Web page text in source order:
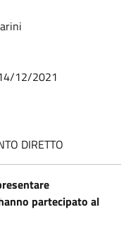
12/2021
DIRETTO
partecipato al